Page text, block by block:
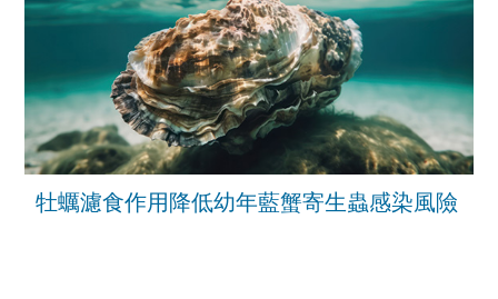
牡蠣濾食作用降低幼年藍蟹寄生蟲感染風險